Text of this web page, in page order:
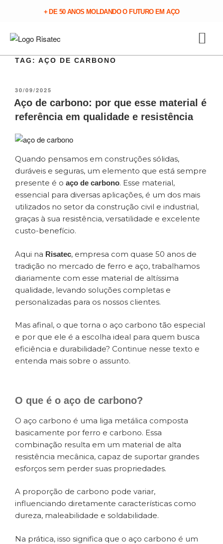
+ DE 50 ANOS MOLDANDO O FUTURO EM AÇO
TAG: AÇO DE CARBONO
30/09/2025
Aço de carbono: por que esse material é
referência em qualidade e resistência
Quando pensamos em construções sólidas,
duráveis e seguras, um elemento que está sempre
presente é o aço de carbono. Esse material,
essencial para diversas aplicações, é um dos mais
utilizados no setor da construção civil e industrial,
graças à sua resistência, versatilidade e excelente
custo-benefício.
Aqui na Risatec, empresa com quase 50 anos de
tradição no mercado de ferro e aço, trabalhamos
diariamente com esse material de altíssima
qualidade, levando soluções completas e
personalizadas para os nossos clientes.
Mas afinal, o que torna o aço carbono tão especial
e por que ele é a escolha ideal para quem busca
eficiência e durabilidade? Continue nesse texto e
entenda mais sobre o assunto.
O que é o aço de carbono?
O aço carbono é uma liga metálica composta
basicamente por ferro e carbono. Essa
combinação resulta em um material de alta
resistência mecânica, capaz de suportar grandes
esforços sem perder suas propriedades.
A proporção de carbono pode variar,
influenciando diretamente características como
dureza, maleabilidade e soldabilidade.
Na prática, isso significa que o aço carbono é um